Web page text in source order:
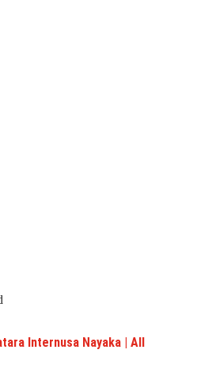
Internusa Nayaka | All